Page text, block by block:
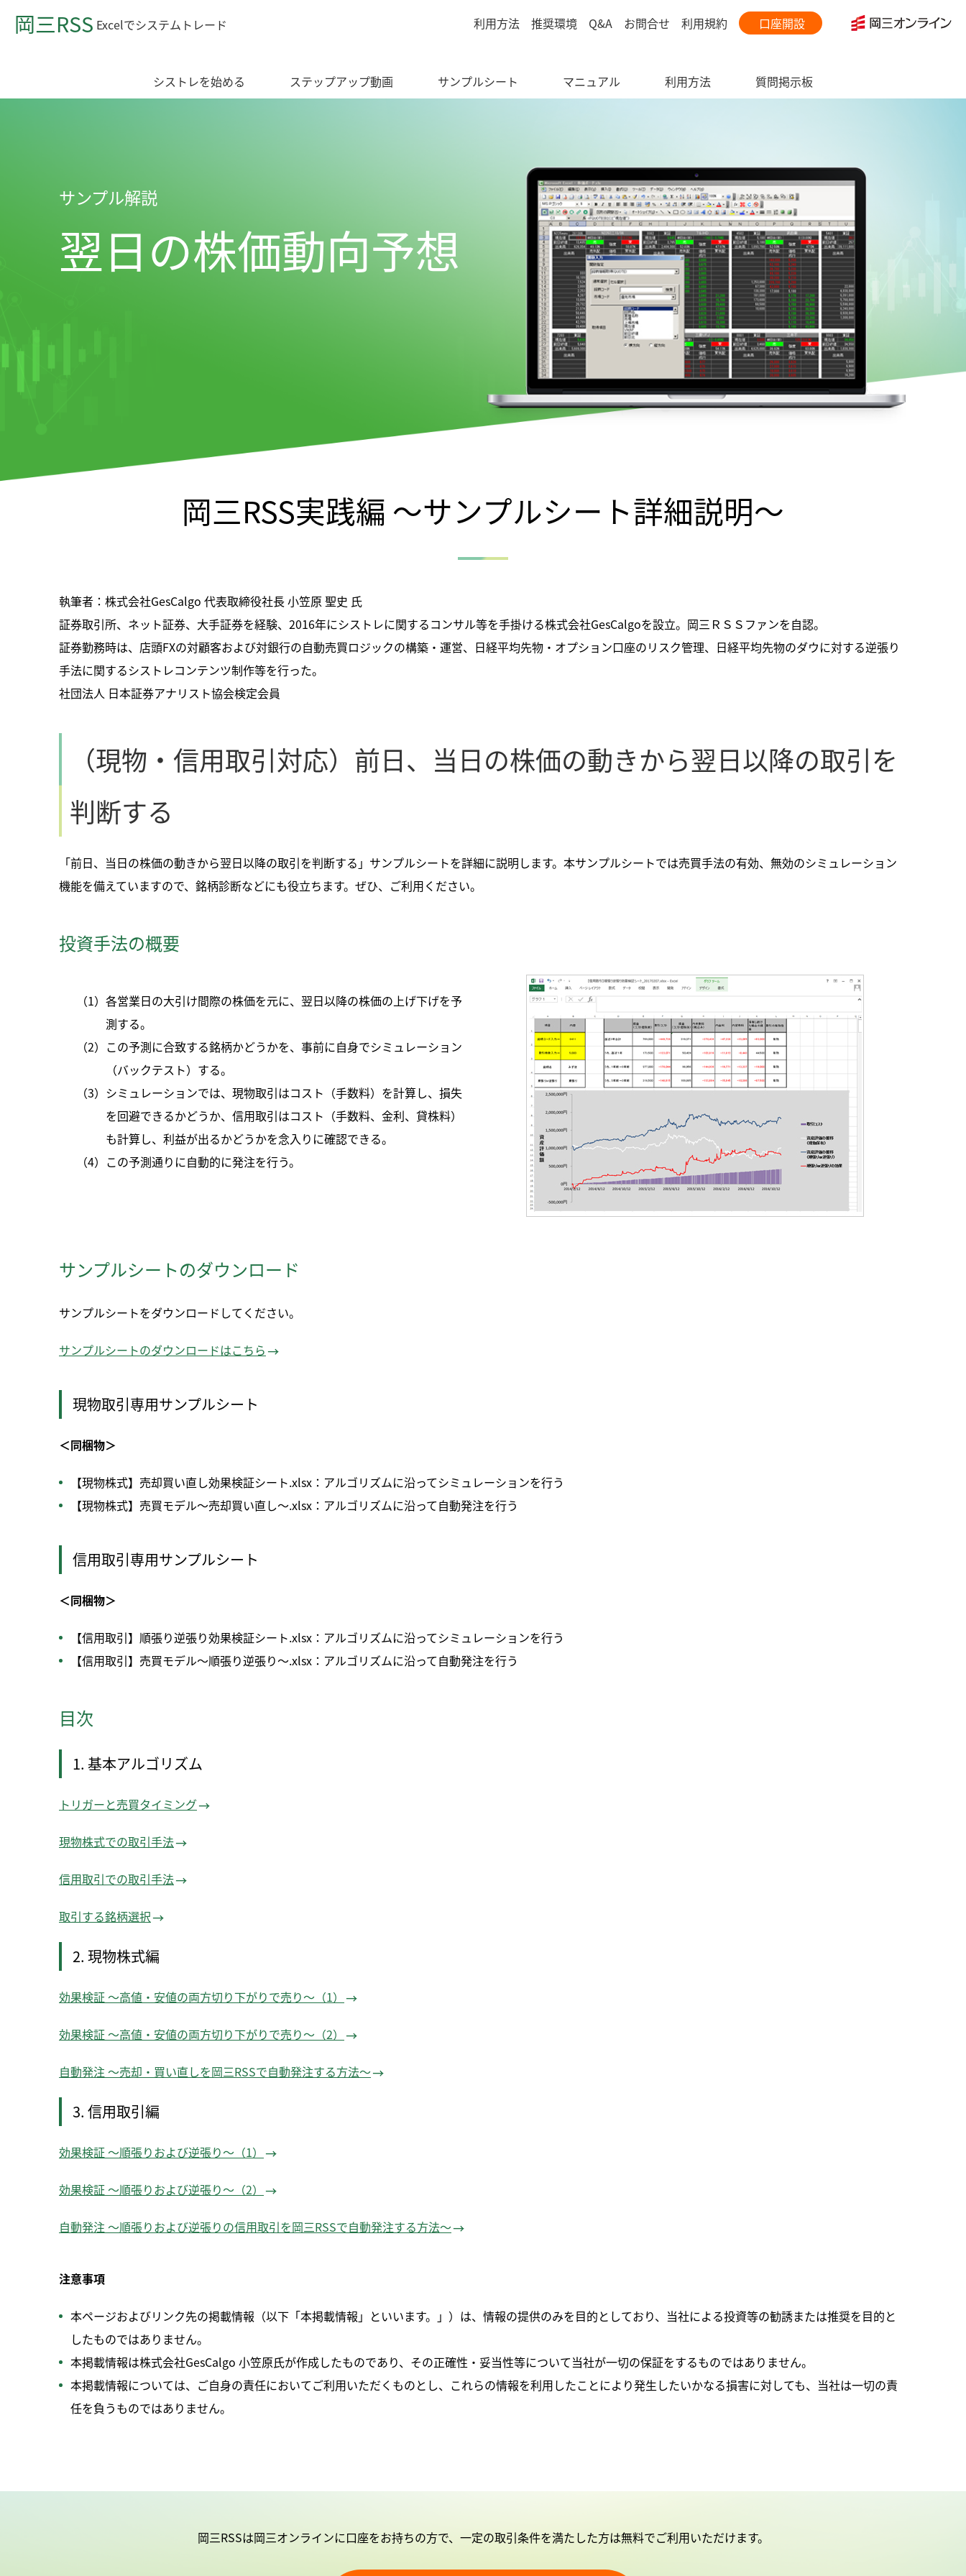
岡三RSS Excelでシステムトレード 利用方法 推奨環境 Q&A お問合せ 利用規約 口座開設
シストレを始める ステップアップ動画 サンプルシート マニュアル 利用方法 質問掲示板
サンプル解説
翌日の株価動向予想
岡三RSS実践編 ～サンプルシート詳細説明～
執筆者：株式会社GesCalgo 代表取締役社長 小笠原 聖史 氏
証券取引所、ネット証券、大手証券を経験、2016年にシストレに関するコンサル等を手掛ける株式会社GesCalgoを設立。岡三ＲＳＳファンを自認。
証券勤務時は、店頭FXの対顧客および対銀行の自動売買ロジックの構築・運営、日経平均先物・オプション口座のリスク管理、日経平均先物のダウに対する逆張り
手法に関するシストレコンテンツ制作等を行った。
社団法人 日本証券アナリスト協会検定会員
（現物・信用取引対応）前日、当日の株価の動きから翌日以降の取引を
判断する
「前日、当日の株価の動きから翌日以降の取引を判断する」サンプルシートを詳細に説明します。本サンプルシートでは売買手法の有効、無効のシミュレーション
機能を備えていますので、銘柄診断などにも役立ちます。ぜひ、ご利用ください。
投資手法の概要
（1）各営業日の大引け間際の株価を元に、翌日以降の株価の上げ下げを予
測する。
（2）この予測に合致する銘柄かどうかを、事前に自身でシミュレーション
（バックテスト）する。
（3）シミュレーションでは、現物取引はコスト（手数料）を計算し、損失
を回避できるかどうか、信用取引はコスト（手数料、金利、貸株料）
も計算し、利益が出るかどうかを念入りに確認できる。
（4）この予測通りに自動的に発注を行う。
サンプルシートのダウンロード
サンプルシートをダウンロードしてください。
サンプルシートのダウンロードはこちら
現物取引専用サンプルシート
＜同梱物＞
【現物株式】売却買い直し効果検証シート.xlsx：アルゴリズムに沿ってシミュレーションを行う
【現物株式】売買モデル～売却買い直し～.xlsx：アルゴリズムに沿って自動発注を行う
信用取引専用サンプルシート
＜同梱物＞
【信用取引】順張り逆張り効果検証シート.xlsx：アルゴリズムに沿ってシミュレーションを行う
【信用取引】売買モデル～順張り逆張り～.xlsx：アルゴリズムに沿って自動発注を行う
目次
1. 基本アルゴリズム
トリガーと売買タイミング
現物株式での取引手法
信用取引での取引手法
取引する銘柄選択
2. 現物株式編
効果検証 ～高値・安値の両方切り下がりで売り～（1）
効果検証 ～高値・安値の両方切り下がりで売り～（2）
自動発注 ～売却・買い直しを岡三RSSで自動発注する方法～
3. 信用取引編
効果検証 ～順張りおよび逆張り～（1）
効果検証 ～順張りおよび逆張り～（2）
自動発注 ～順張りおよび逆張りの信用取引を岡三RSSで自動発注する方法～
注意事項
本ページおよびリンク先の掲載情報（以下「本掲載情報」といいます。」）は、情報の提供のみを目的としており、当社による投資等の勧誘または推奨を目的と
したものではありません。
本掲載情報は株式会社GesCalgo 小笠原氏が作成したものであり、その正確性・妥当性等について当社が一切の保証をするものではありません。
本掲載情報については、ご自身の責任においてご利用いただくものとし、これらの情報を利用したことにより発生したいかなる損害に対しても、当社は一切の責
任を負うものではありません。
岡三RSSは岡三オンラインに口座をお持ちの方で、一定の取引条件を満たした方は無料でご利用いただけます。